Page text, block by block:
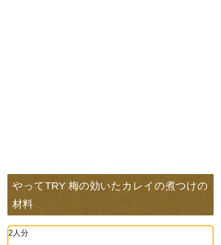
やってTRY 梅の効いたカレイの煮つけの
材料
2人分